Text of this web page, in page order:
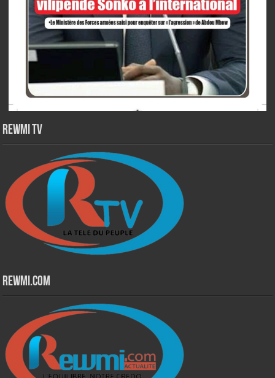
Rewmi TV
Rewmi.Com